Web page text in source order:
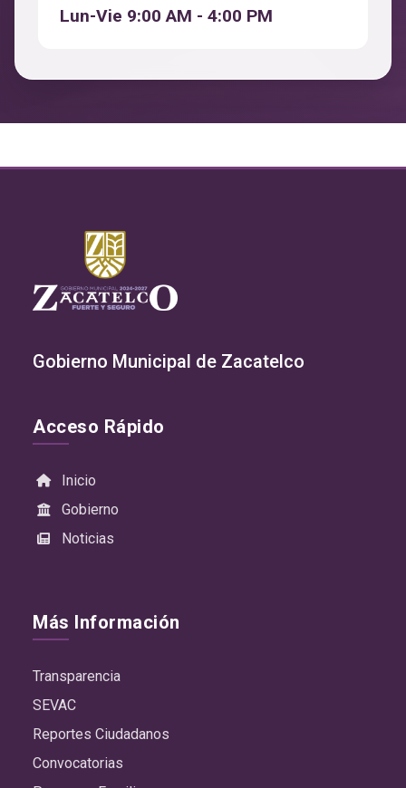
Lun-Vie 9:00 AM - 4:00 PM
Gobierno Municipal de Zacatelco
Acceso Rápido
Inicio
Gobierno
Noticias
Más Información
Transparencia
SEVAC
Reportes Ciudadanos
Convocatorias